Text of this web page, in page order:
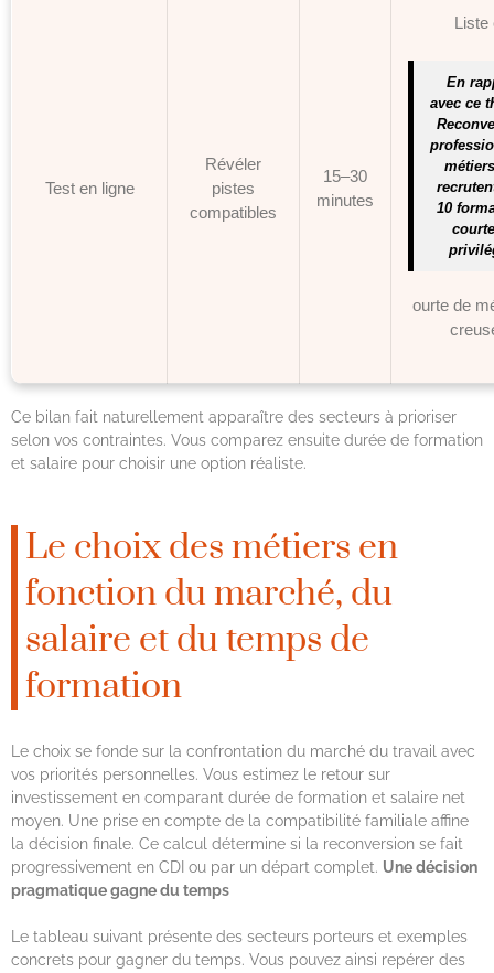
Test en ligne
Révéler
pistes
compatibles
15–30
minutes
Liste
En
avec ce
10
ourte de
Ce bilan fait naturellement apparaître des secteurs à prioriser
selon vos contraintes. Vous comparez ensuite durée de formation
et salaire pour choisir une option réaliste.
Le choix des métiers en
fonction du marché, du
salaire et du temps de
formation
Le choix se fonde sur la confrontation du marché du travail avec
vos priorités personnelles. Vous estimez le retour sur
investissement en comparant durée de formation et salaire net
moyen. Une prise en compte de la compatibilité familiale affine
la décision finale. Ce calcul détermine si la reconversion se fait
progressivement en CDI ou par un départ complet. Une décision
pragmatique gagne du temps
Le tableau suivant présente des secteurs porteurs et exemples
concrets pour gagner du temps. Vous pouvez ainsi repérer des